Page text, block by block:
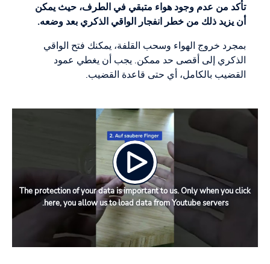
تأكد من عدم وجود هواء متبقي في الطرف، حيث يمكن
أن يزيد ذلك من خطر انفجار الواقي الذكري بعد وضعه.
بمجرد خروج الهواء وسحب القلفة، يمكنك فتح الواقي
الذكري إلى أقصى حد ممكن. يجب أن يغطي عمود
القضيب بالكامل، أي حتى قاعدة القضيب.
The protection of your data is important to us. Only when you click
here, you allow us to load data from Youtube servers.